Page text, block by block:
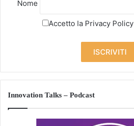
Nome
Accetto la Privacy Policy
Innovation Talks – Podcast